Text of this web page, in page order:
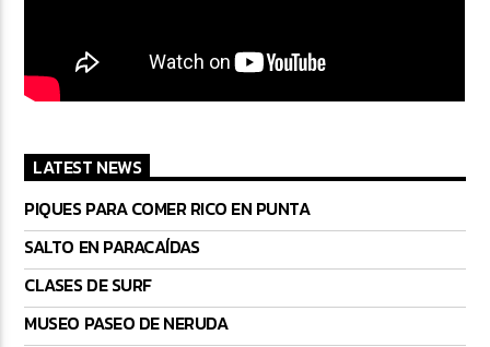
LATEST NEWS
PIQUES PARA COMER RICO EN PUNTA
SALTO EN PARACAÍDAS
CLASES DE SURF
MUSEO PASEO DE NERUDA